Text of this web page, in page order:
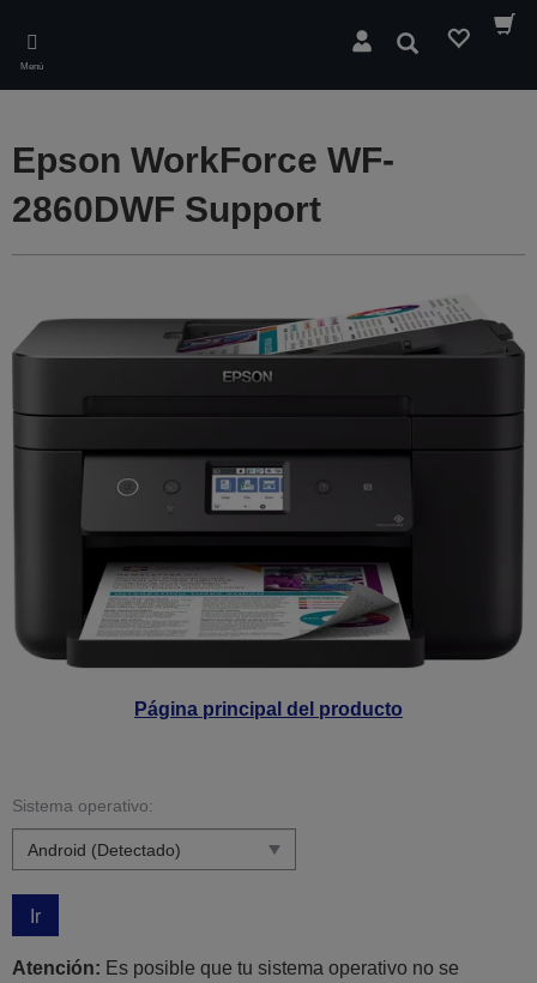
main
content
Menú
Buscar
Página principal del producto
Epson WorkForce WF-
2860DWF Support
Sistema operativo:
Ir
Atención: Es posible que tu sistema operativo no se